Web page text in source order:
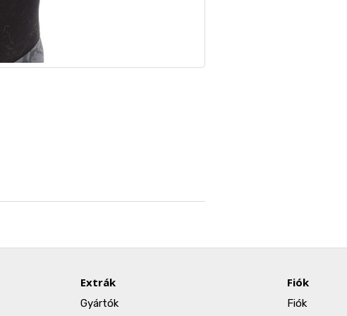
Extrák
Gyártók
Fiók
Fiók